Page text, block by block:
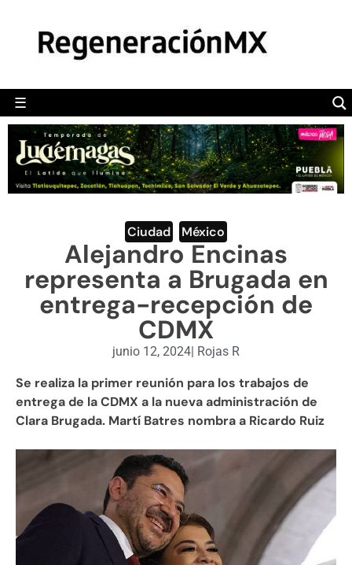
☰
POLÍTICA
CAMALEÓN
OPINIÓN
DEPORTES
ENGLISH SECTION
VIDEOS
Ciudad México
Alejandro Encinas
representa a Brugada en
entrega-recepción de
CDMX
junio 12, 2024| Rojas R
Se realiza la primer reunión para los trabajos de
entrega de la CDMX a la nueva administración de
Clara Brugada. Martí Batres nombra a Ricardo Ruiz